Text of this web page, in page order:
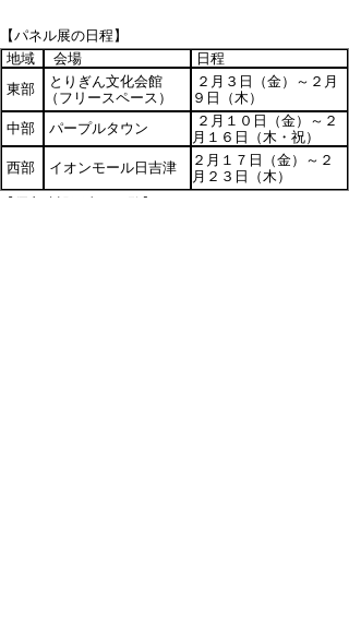
【パネル展の日程】
地域
会場
日程
東部
とりぎん文化会館
（フリースペース）
２月３日（金）～２月
９日（木）
中部
パープルタウン
２月１０日（金）～２
月１６日（木・祝）
西部
イオンモール日吉津
２月１７日（金）～２
月２３日（木）